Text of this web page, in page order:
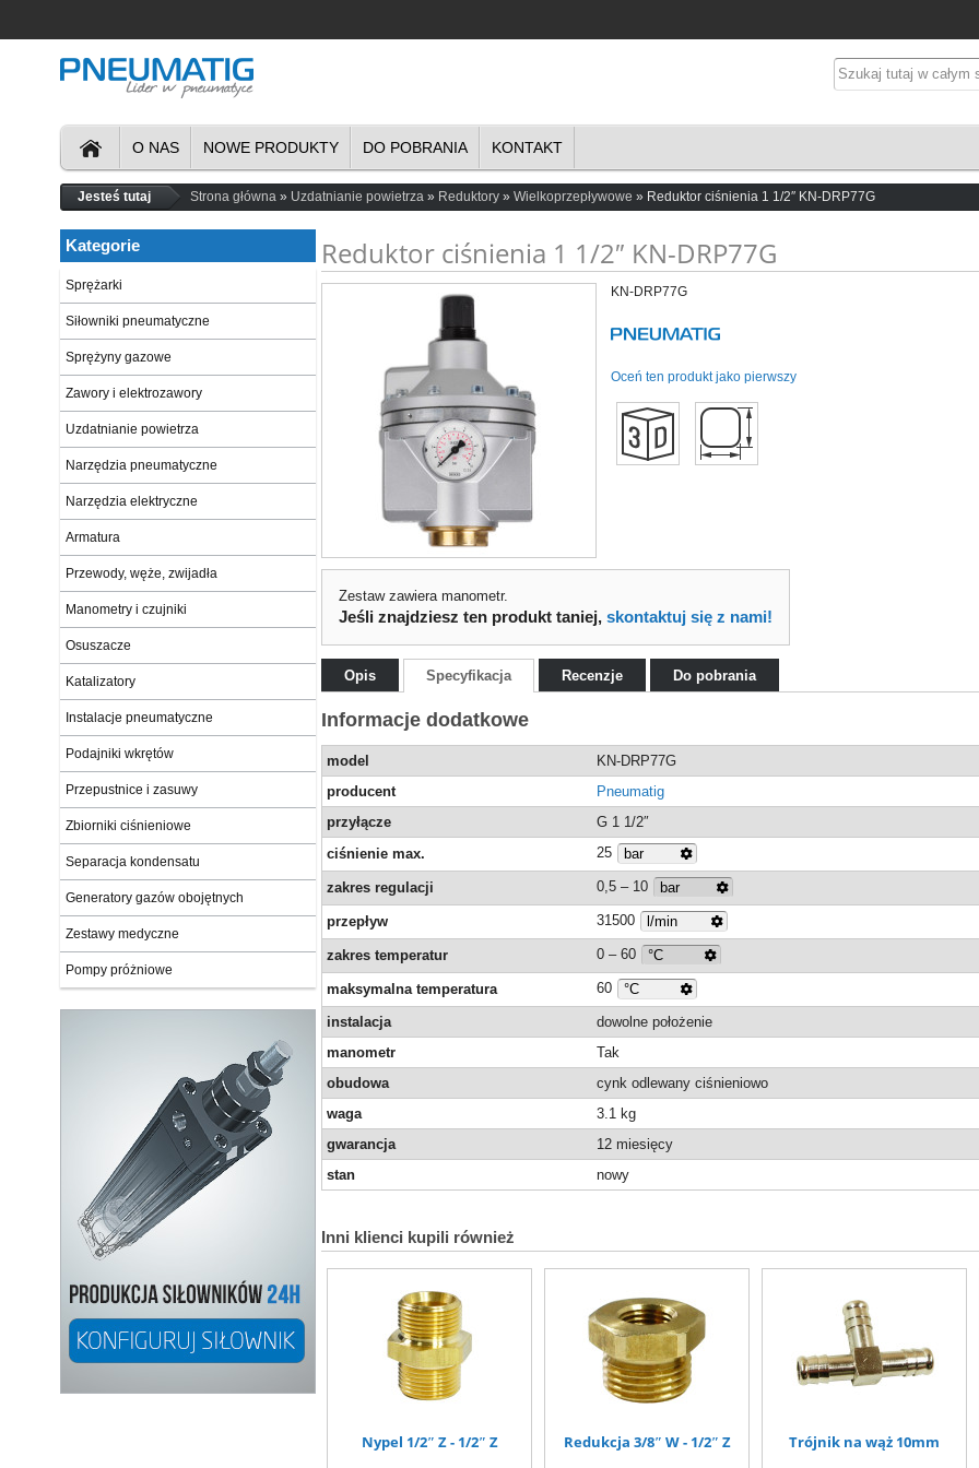
O NAS NOWE PRODUKTY DO POBRANIA KONTAKT
Jesteś tutaj Strona główna Uzdatnianie powietrza Reduktory Wielkoprzepływowe Reduktor ciśnienia 1 1/2″ KN-DRP77G
Reduktor ciśnienia 1 1/2″ KN-DRP77G
KN-DRP77G
Oceń ten produkt jako pierwszy
Zestaw zawiera manometr.
Jeśli znajdziesz ten produkt taniej,skontaktuj się z nami!
Opis Specyfikacja Recenzje Do pobrania
Informacje dodatkowe
model
KN-DRP77G
producent
Pneumatig
przyłącze
G 1 1/2″
ciśnienie max.
25
zakres regulacji 0,5 – 10
przepływ 31500
zakres temperatur 0 – 60
maksymalna temperatura 60
instalacja
dowolne położenie
manometr
Tak
obudowa
cynk odlewany ciśnieniowo
waga
3.1 kg
gwarancja
12 miesięcy
stan
nowy
Inni klienci kupili również
Nypel 1/2″ Z - 1/2″ Z Redukcja 3/8″ W - 1/2″ Z Trójnik na wąż 10mm
Kategorie
Sprężarki
Siłowniki pneumatyczne
Sprężyny gazowe
Zawory i elektrozawory
Uzdatnianie powietrza
Narzędzia pneumatyczne
Narzędzia elektryczne
Armatura
Przewody, węże, zwijadła
Manometry i czujniki
Osuszacze
Katalizatory
Instalacje pneumatyczne
Podajniki wkrętów
Przepustnice i zasuwy
Zbiorniki ciśnieniowe
Separacja kondensatu
Generatory gazów obojętnych
Zestawy medyczne
Pompy próżniowe